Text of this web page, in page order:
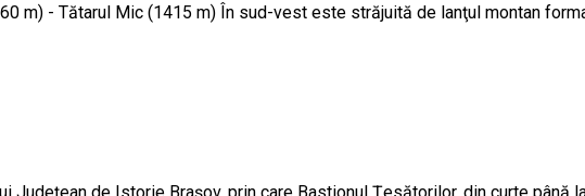
m) - Tătarul Mic (1415 m) În sud-vest este străjuită de lanţul montan